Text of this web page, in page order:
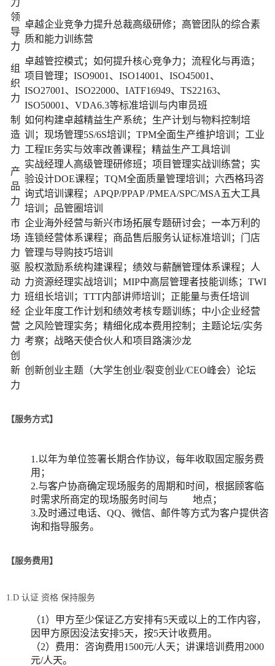
力
领
导
力
卓越企业竞争力提升总裁高级研修；高管团队的综合素
质和能力训练营
组
织
力
卓越管控模式；如何提升核心竞争力；流程化与再造；
项目管理；ISO9001、ISO14001、ISO45001、
ISO27001、ISO22000、IATF16949、TS22163、
ISO50001、VDA6.3等标准培训与内审员班
制
造
力
如何构建卓越精益生产系统；生产计划与物料控制培
训；现场管理5S/6S培训；TPM全面生产维护培训；工业
工程IE务实与效率改善课程；精益生产工具培训
产
品
力
实战经理人高级管理研修班；项目管理实战训练营；实
验设计DOE课程；TQM全面质量管理培训；六西格玛咨
询式培训课程；APQP/PPAP /PMEA/SPC/MSA五大工具
培训；品管圈培训
市
场
力
企业海外经营与新兴市场拓展专题研讨会；一本万利的
连锁经营体系课程；商品售后服务认证标准培训；门店
管理与导购技巧培训
驱
动
力
股权激励系统构建课程；绩效与薪酬管理体系课程；人
力资源经理实战培训；MIP中高层管理者技能训练；TWI
班组长培训；TTT内部讲师培训；正能量与责任培训
经
营
力
企业年度工作计划和绩效考核专题训练；中小企业经营
之风险管理实务；精细化成本费用控制；主题论坛/实务
考察；战略天使合伙人和项目路演沙龙
创
新
力
创新创业主题（大学生创业/裂变创业/CEO峰会）论坛
【服务方式】
1.以年为单位签署长期合作协议，每年收取固定服务费
用；
2.与客户协商确定现场服务的周期和时间，根据顾客临
时需求所商定的现场服务时间与 地点；
3.及时通过电话、QQ、微信、邮件等方式为客户提供咨
询和指导服务。
【服务费用】
1.D 认证 资格 保持服务
（1）甲方至少保证乙方安排有5天或以上的工作内容，
因甲方原因没法安排5天，按5天计收费用。
（2）费用：咨询费用1500元/人天；讲课培训费用2000
元/人天。